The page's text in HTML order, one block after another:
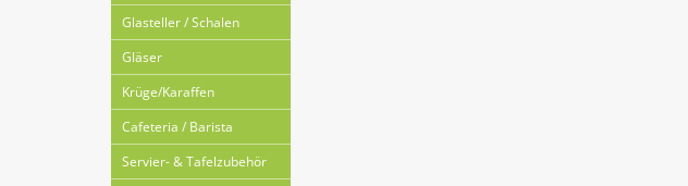
Glasteller / Schalen
Gläser
Krüge/Karaffen
Cafeteria / Barista
Servier- & Tafelzubehör